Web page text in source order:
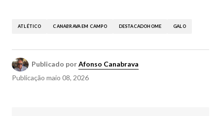
ATLÉTICO CANABRAVA EM CAMPO DESTACADOHOME GALO
Publicado porAfonso Canabrava
Publicação maio 08, 2026